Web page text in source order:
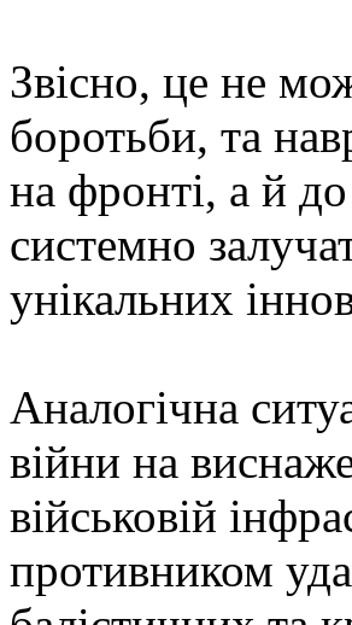
Звісно, це не
боротьби, та
на фронті, а й
системно
унікальних
Аналогічна
війни на
військовій
противником